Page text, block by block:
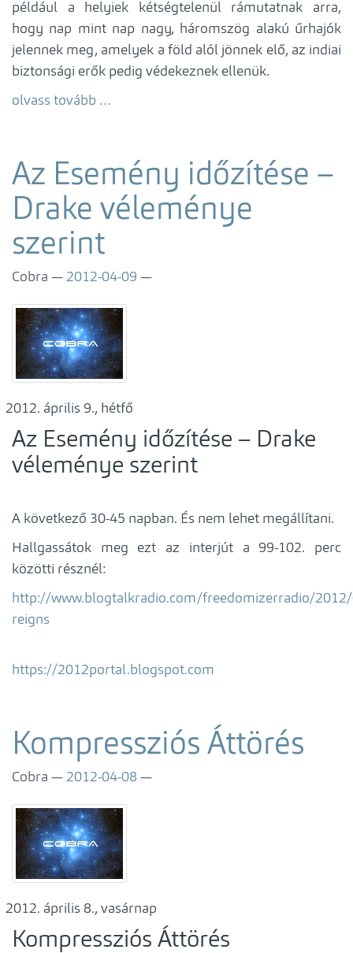
például a helyiek kétségtelenül rámutatnak arra,
hogy nap mint nap nagy, háromszög alakú űrhajók
jelennek meg, amelyek a föld alól jönnek elő, az indiai
biztonsági erők pedig védekeznek ellenük.
olvass tovább …
Az Esemény időzítése –
Drake véleménye
szerint
Cobra 2012-04-09
április 9., hétfő
Az Esemény időzítése – Drake
véleménye szerint
A következő 30-45 napban. És nem lehet megállítani.
Hallgassátok meg ezt az interjút a 99-102. perc
közötti résznél:
http://www.blogtalkradio.com/freedomizerradio/
reigns
https://2012portal.blogspot.com
Kompressziós Áttörés
Cobra 2012-04-08
április 8., vasárnap
Kompressziós Áttörés